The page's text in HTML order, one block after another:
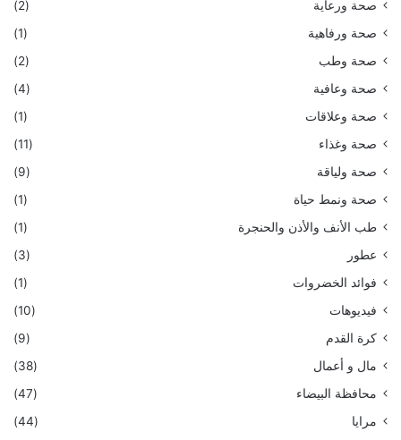
صحة ورعاية
(2)
صحة ورفاهية
(1)
صحة وطب
(2)
صحة وعافية
(4)
صحة وعلاقات
(1)
صحة وغذاء
(11)
صحة ولياقة
(9)
صحة ونمط حياة
(1)
طب الأنف والأذن والحنجرة
(1)
عطور
(3)
فوائد الخضروات
(1)
فيديوهات
(10)
كرة القدم
(9)
مال و أعمال
(38)
محافظة البيضاء
(47)
مرايا
(44)